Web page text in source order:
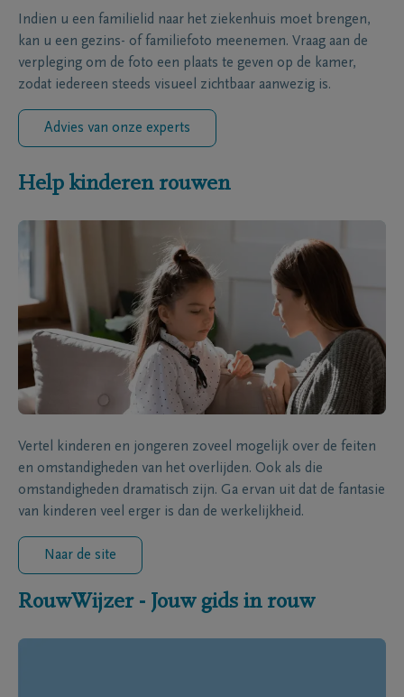
Indien u een familielid naar het ziekenhuis moet brengen,
kan u een gezins- of familiefoto meenemen. Vraag aan de
verpleging om de foto een plaats te geven op de kamer,
zodat iedereen steeds visueel zichtbaar aanwezig is.
Advies van onze experts
Help kinderen rouwen
Vertel kinderen en jongeren zoveel mogelijk over de feiten
en omstandigheden van het overlijden. Ook als die
omstandigheden dramatisch zijn. Ga ervan uit dat de fantasie
van kinderen veel erger is dan de werkelijkheid.
Naar de site
RouwWijzer - Jouw gids in rouw